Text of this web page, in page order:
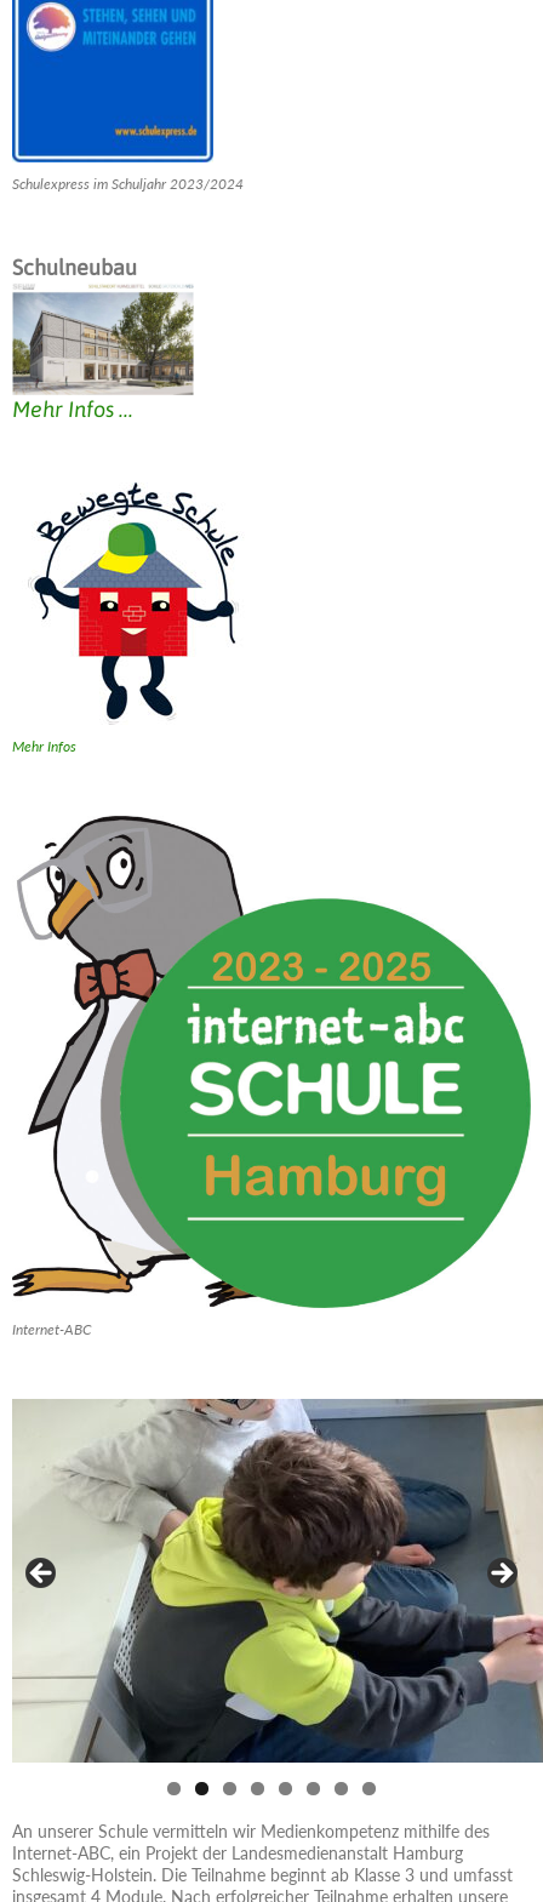
Schulexpress im Schuljahr 2023/2024
Schulneubau
Mehr Infos ...
Mehr Infos
Internet-ABC
An unserer Schule vermitteln wir Medienkompetenz mithilfe des
Internet-ABC, ein Projekt der Landesmedienanstalt Hamburg
Schleswig-Holstein. Die Teilnahme beginnt ab Klasse 3 und umfasst
insgesamt 4 Module. Nach erfolgreicher Teilnahme erhalten unsere